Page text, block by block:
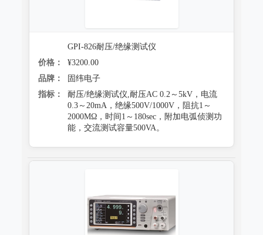
GPI-826耐压/绝缘测试仪
价格：
¥3200.00
品牌：
固纬电子
指标：
耐压/绝缘测试仪,耐压AC 0.2～5kV，电流
0.3～20mA，绝缘500V/1000V，阻抗1～
2000MΩ，时间1～180sec，附加电弧侦测功
能，交流测试容量500VA。